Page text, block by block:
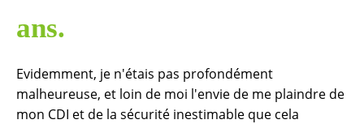
ans.
Evidemment, je n'étais pas profondément
malheureuse, et loin de moi l'envie de me plaindre de
mon CDI et de la sécurité inestimable que cela